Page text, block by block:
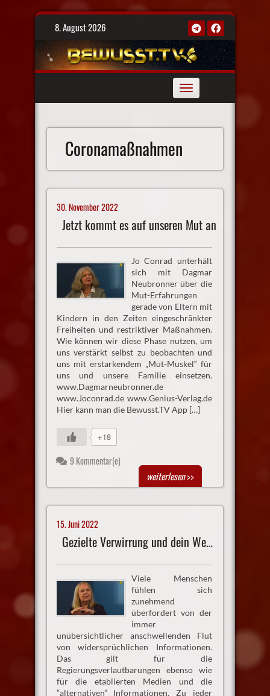
Skip
8. August 2026
Toggle
navigation
Coronamaßnahmen
30. November 2022
Jetzt kommt es auf unseren Mut an
Jo Conrad unterhält
sich mit Dagmar
Neubronner über die
Mut-Erfahrungen
gerade von Eltern mit
Kindern in den Zeiten eingeschränkter
Freiheiten und restriktiver Maßnahmen.
Wie können wir diese Phase nutzen, um
uns verstärkt selbst zu beobachten und
uns mit erstarkendem „Mut-Muskel“ für
uns und unsere Familie einsetzen.
www.Dagmarneubronner.de
www.Joconrad.de www.Genius-Verlag.de
Hier kann man die Bewusst.TV App […]
+18
9 Kommentar(e)
weiterlesen>>
15. Juni 2022
Gezielte Verwirrung und dein Weg in die Freiheit
Viele Menschen
fühlen sich
zunehmend
überfordert von der
immer
unübersichtlicher anschwellenden Flut
von widersprüchlichen Informationen.
Das gilt für die
Regierungsverlautbarungen ebenso wie
für die etablierten Medien und die
“alternativen” Informationen. Zu jeder